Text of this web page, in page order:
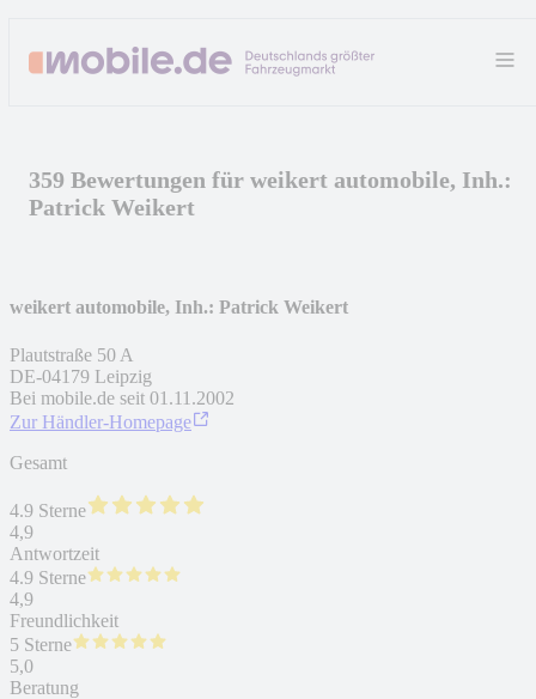
359 Bewertungen für weikert automobile, Inh.:
Patrick Weikert
weikert automobile, Inh.: Patrick Weikert
Plautstraße 50 A
DE-04179 Leipzig
Bei mobile.de seit 01.11.2002
Zur Händler-Homepage
Gesamt
4.9 Sterne
4,9
Antwortzeit
4.9 Sterne
4,9
Freundlichkeit
5 Sterne
5,0
Beratung